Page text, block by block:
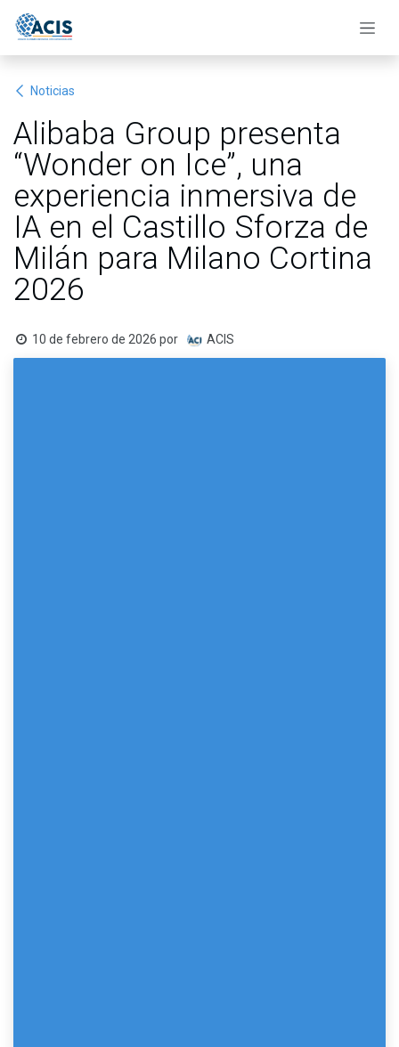
Noticias
Alibaba Group presenta
“Wonder on Ice”, una
experiencia inmersiva de
IA en el Castillo Sforza de
Milán para Milano Cortina
2026
10 de febrero de 2026 por ACIS